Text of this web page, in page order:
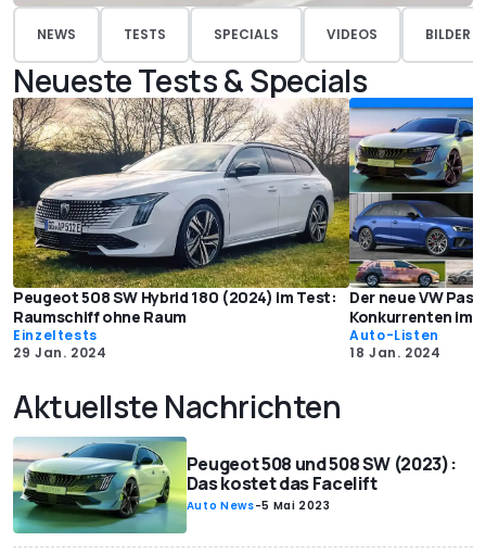
NEWS TESTS SPECIALS VIDEOS BILDER
Neueste Tests & Specials
Peugeot 508 SW Hybrid 180 (2024) im Test:
Raumschiff ohne Raum
Einzeltests
29 Jan. 2024
Der neue VW
Konkurrenten im
Auto-Listen
18 Jan. 2024
Aktuellste Nachrichten
Peugeot 508 und 508 SW (2023):
Das kostet das Facelift
Auto News-5 Mai 2023